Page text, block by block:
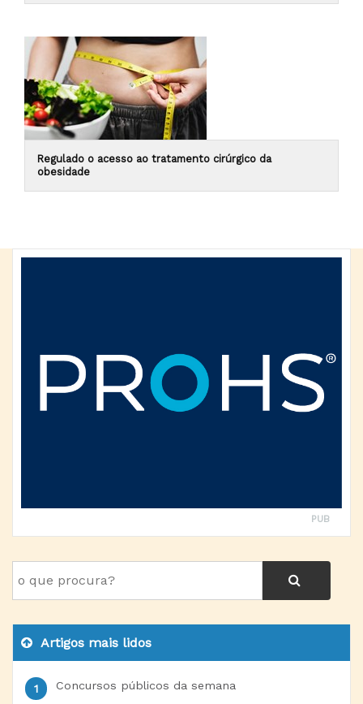
Regulado o acesso ao tratamento cirúrgico da
obesidade
PUB
Artigos mais lidos
Concursos públicos da semana